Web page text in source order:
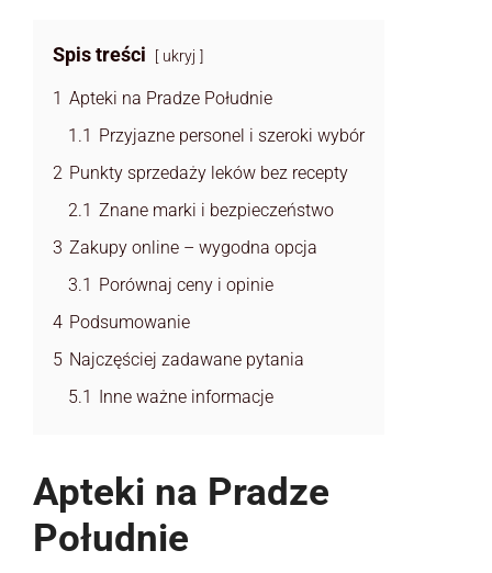
Spis treści ukryj
1 Apteki na Pradze Południe
1.1
Przyjazne personel i szeroki wybór
2 Punkty sprzedaży leków bez recepty
2.1 Znane marki i bezpieczeństwo
3 Zakupy online – wygodna opcja
3.1
Porównaj ceny i opinie
4 Podsumowanie
5 Najczęściej zadawane pytania
5.1
Inne ważne informacje
Apteki na Pradze
Południe